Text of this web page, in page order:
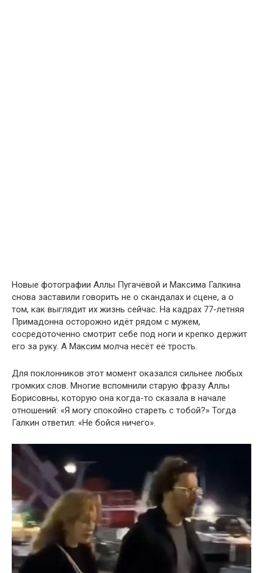
Новые фотографии Аллы Пугачёвой и Максима Галкина
снова заставили говорить не о скандалах и сцене, а о
том, как выглядит их жизнь сейчас. На кадрах 77-летняя
Примадонна осторожно идёт рядом с мужем,
сосредоточенно смотрит себе под ноги и крепко держит
его за руку. А Максим молча несёт её трость.
Для поклонников этот момент оказался сильнее любых
громких слов. Многие вспомнили старую фразу Аллы
Борисовны, которую она когда-то сказала в начале
отношений: «Я могу спокойно стареть с тобой?» Тогда
Галкин ответил: «Не бойся ничего».